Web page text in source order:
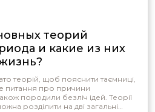
теорий
и какие из них
теорій, щоб пояснити таємниці,
питання про причини
породили безліч ідей. Теорії
розділити на дві загальні